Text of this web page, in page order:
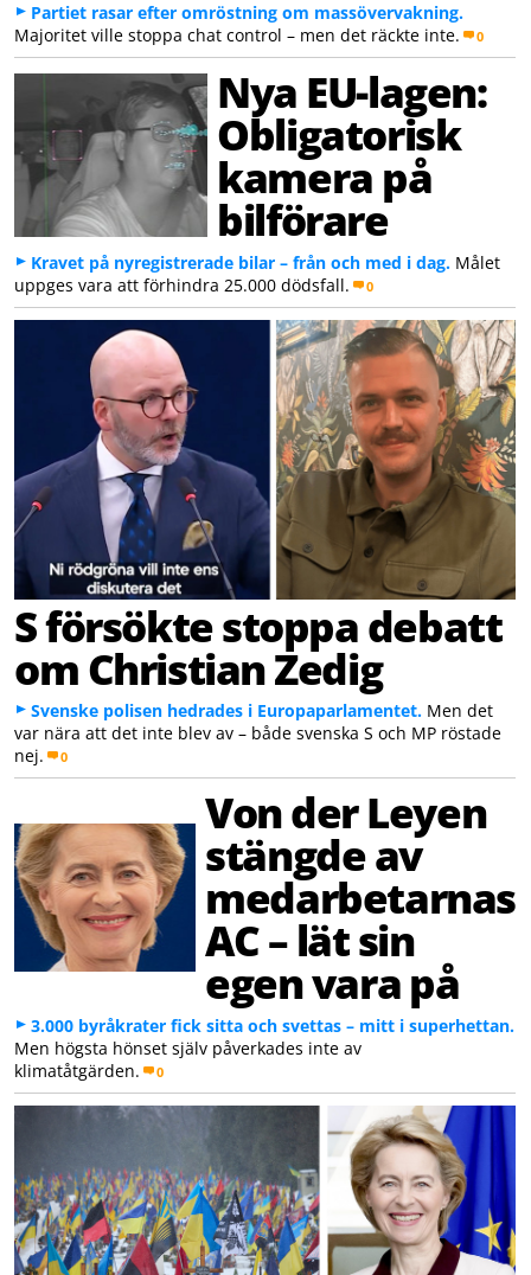
Partiet rasar efter omröstning om massövervakning.
Majoritet ville stoppa chat control – men det räckte inte.
0
Nya EU-lagen:
Obligatorisk
kamera på
bilförare
Kravet på nyregistrerade bilar – från och med i dag. Målet
uppges vara att förhindra 25.000 dödsfall.
0
S försökte stoppa debatt
om Christian Zedig
Svenske polisen hedrades i Europaparlamentet. Men det
var nära att det inte blev av – både svenska S och MP röstade
nej.
0
Von der Leyen
stängde av
medarbetarnas
AC – lät sin
egen vara på
3.000 byråkrater fick sitta och svettas – mitt i superhettan.
Men högsta hönset själv påverkades inte av
klimatåtgärden.
0